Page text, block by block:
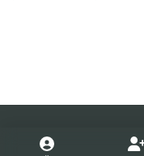
Light ModeDark ModeSystem Preference